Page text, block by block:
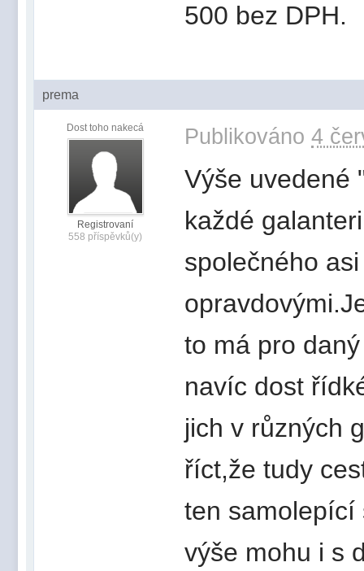
500 bez DPH.
prema
Dost toho nakecá
Registrovaní
558 příspěvků(y)
Publikováno 4
Výše uvedené
každé
společného
to má pro
navíc dost
jich v různých
říct,že tudy
ten samolepící
výše mohu i s